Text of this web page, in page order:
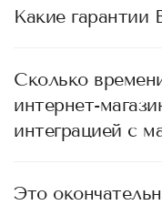
Какие гарантии
Сколько
интернет-
интеграцией с
Это